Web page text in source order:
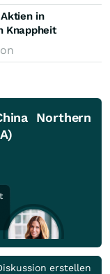
in
Knappheit
Northern
erstellen